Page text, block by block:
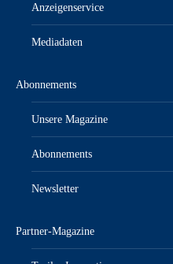
Anzeigenservice
Mediadaten
Abonnements
Unsere Magazine
Abonnements
Newsletter
Partner-Magazine